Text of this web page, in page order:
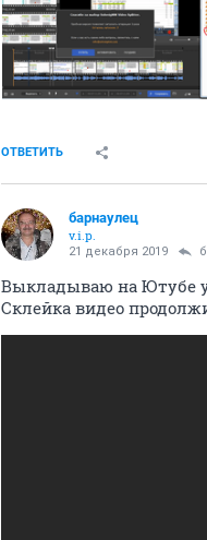
ОТВЕТИТЬ
барнаулец
v.i.p.
21 декабря 2019
Выкладываю на Ютубе
Склейка видео